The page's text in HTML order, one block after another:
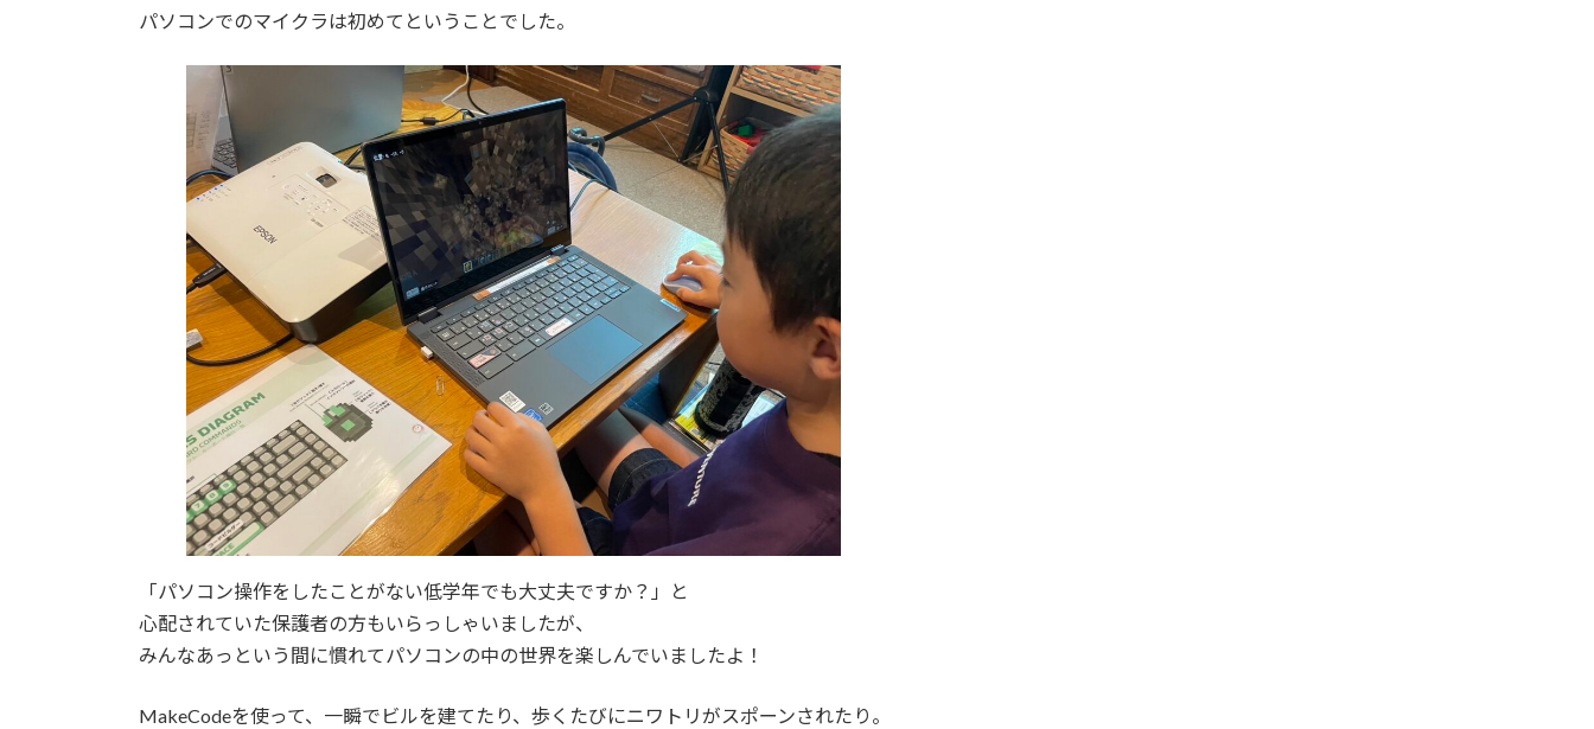
パソコンでのマイクラは初めてということでした。
「パソコン操作をしたことがない低学年でも大丈夫ですか？」と
心配されていた保護者の方もいらっしゃいましたが、
みんなあっという間に慣れてパソコンの中の世界を楽しんでいましたよ！
MakeCodeを使って、一瞬でビルを建てたり、歩くたびにニワトリがスポーンされたり。